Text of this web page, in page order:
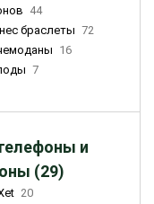
44
браслеты 72
16
7
и
(29)
20